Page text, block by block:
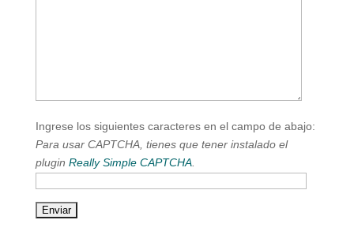
Ingrese los siguientes caracteres en el campo de abajo:
Para usar CAPTCHA, tienes que tener instalado el
plugin Really Simple CAPTCHA.